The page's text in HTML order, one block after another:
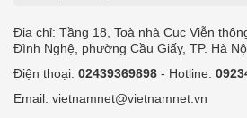
Địa chỉ: Tầng 18, Toà nhà Cục Viễn
Đình Nghệ, phường Cầu Giấy, TP. Hà
Điện thoại: 02439369898 - Hotline:
Email: vietnamnet@vietnamnet.vn